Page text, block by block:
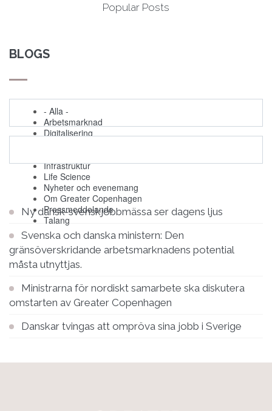
Popular Posts
BLOGS
- Alla -
Arbetsmarknad
Digitalisering
Infrastruktur
Life Science
Nyheter och evenemang
Om Greater Copenhagen
Pressmeddelande
Talang
Ny dansk-svenskjobbmässa ser dagens ljus
Svenska och danska ministern: Den
gränsöverskridande arbetsmarknadens potential
måsta utnyttjas.
Ministrarna för nordiskt samarbete ska diskutera
omstarten av Greater Copenhagen
Danskar tvingas att ompröva sina jobb i Sverige